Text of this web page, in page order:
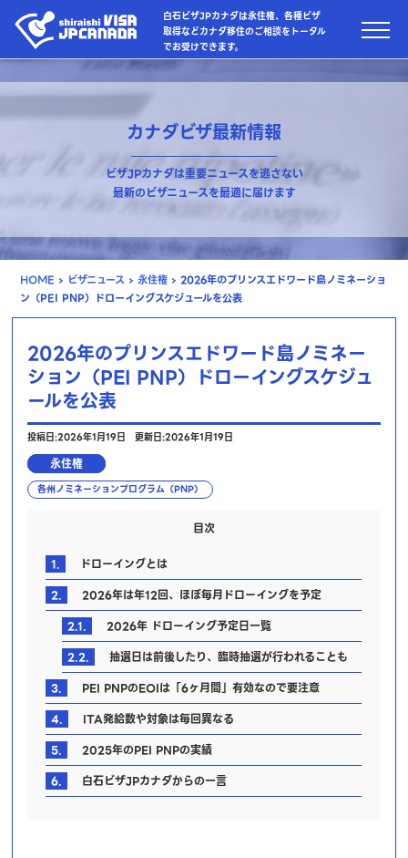
白石ビザJPカナダは永住権、各種ビザ
取得などカナダ移住のご相談をトータル
でお受けできます。
カナダビザ最新情報
ビザJPカナダは重要ニュースを逃さない
最新のビザニュースを最適に届けます
HOME › ビザニュース › 永住権 › 2026年のプリンスエドワード島ノミネーショ
ン（PEI PNP）ドローイングスケジュールを公表
2026年のプリンスエドワード島ノミネー
ション（PEI PNP）ドローイングスケジュ
ールを公表
投稿日:2026年1月19日 更新日:2026年1月19日
永住権
各州ノミネーションプログラム（PNP）
目次
1.
ドローイングとは
2.
2026年は年12回、ほぼ毎月ドローイングを予定
2.1.
2026年 ドローイング予定日一覧
2.2.
抽選日は前後したり、臨時抽選が行われることも
3.
PEI PNPのEOIは「6ヶ月間」有効なので要注意
4.
ITA発給数や対象は毎回異なる
5.
2025年のPEI PNPの実績
6.
白石ビザJPカナダからの一言